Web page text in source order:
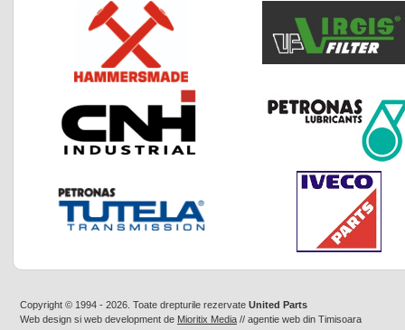
Copyright © 1994 - 2026. Toate drepturile rezervate United Parts
Web design si web development de Mioritix Media // agentie web din Timisoara